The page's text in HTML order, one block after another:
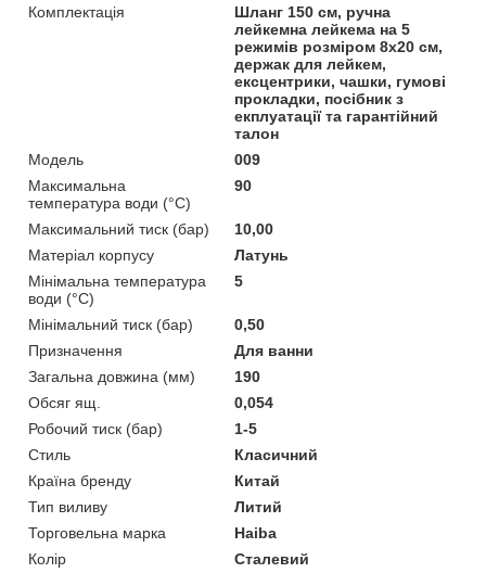
Комплектація
Шланг 150 см, ручна
лейкемна лейкема на 5
режимів розміром 8х20 см,
держак для лейкем,
ексцентрики, чашки, гумові
прокладки, посібник з
екплуатації та гарантійний
талон
Мoдель
009
Максимальна
температура води (°C)
90
Максимальний тиск (бар)
10,00
Матеріал корпусу
Латунь
Мінімальна температура
води (°C)
5
Мінімальний тиск (бар)
0,50
Призначення
Для ванни
Загальна довжина (мм)
190
Обсяг ящ.
0,054
Робочий тиск (бар)
1-5
Стиль
Класичний
Країна бренду
Китай
Тип виливу
Литий
Торговельна марка
Haiba
Колір
Сталевий